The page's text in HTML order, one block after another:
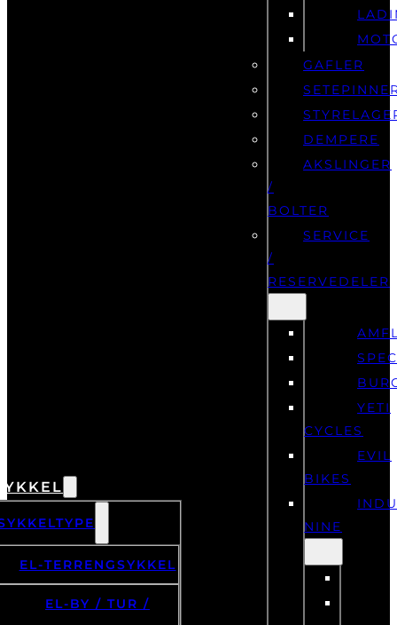
EL-TERRENGSYKKEL
EL-BY / TUR /
GAFLER
DEMPERE
AKSLINGER
/
BOLTER
SERVICE
/
RESERVEDELER
YETI
CYCLES
EVIL
BIKES
NINE